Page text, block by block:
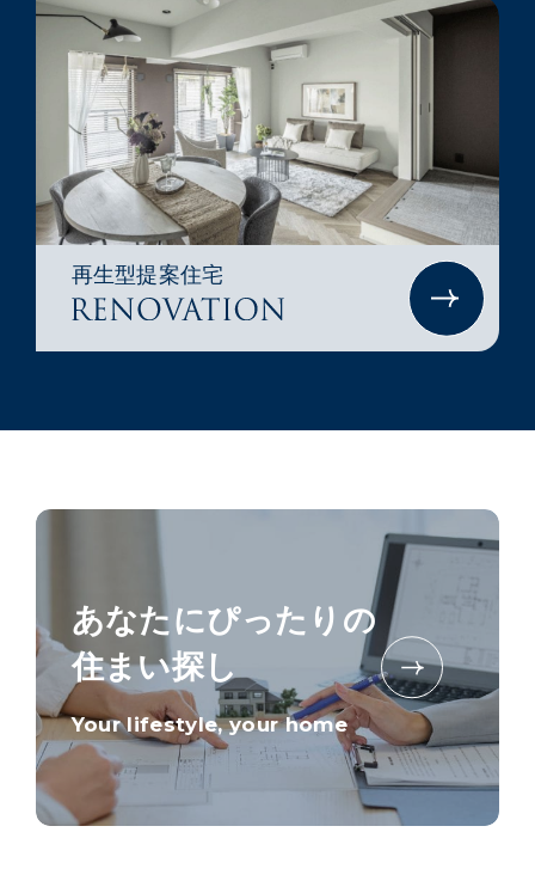
再生型提案住宅
あなたにぴったりの
住まい探し
Your lifestyle, your home